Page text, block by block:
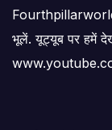
भूलें. यूट्यूब पर हमें